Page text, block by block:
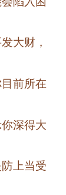
大财，
前所在
深得大
上当受